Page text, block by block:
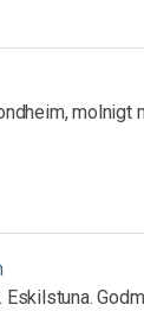
molnigt
Eskilstuna.